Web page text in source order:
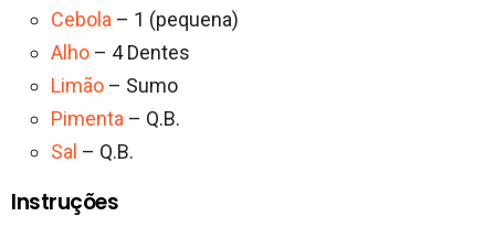
Cebola – 1 (pequena)
Alho – 4 Dentes
Limão – Sumo
Pimenta – Q.B.
Sal – Q.B.
Instruções